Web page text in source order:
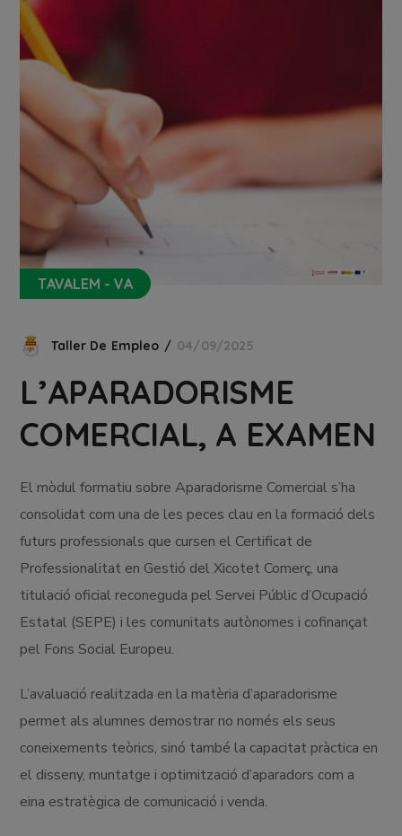
TAVALEM - VA
Taller De Empleo 04/09/2025
L’APARADORISME
COMERCIAL, A EXAMEN
El mòdul formatiu sobre Aparadorisme Comercial s’ha
consolidat com una de les peces clau en la formació dels
futurs professionals que cursen el Certificat de
Professionalitat en Gestió del Xicotet Comerç, una
titulació oficial reconeguda pel Servei Públic d’Ocupació
Estatal (SEPE) i les comunitats autònomes i cofinançat
pel Fons Social Europeu.
L’avaluació realitzada en la matèria d’aparadorisme
permet als alumnes demostrar no només els seus
coneixements teòrics, sinó també la capacitat pràctica en
el disseny, muntatge i optimització d’aparadors com a
eina estratègica de comunicació i venda.